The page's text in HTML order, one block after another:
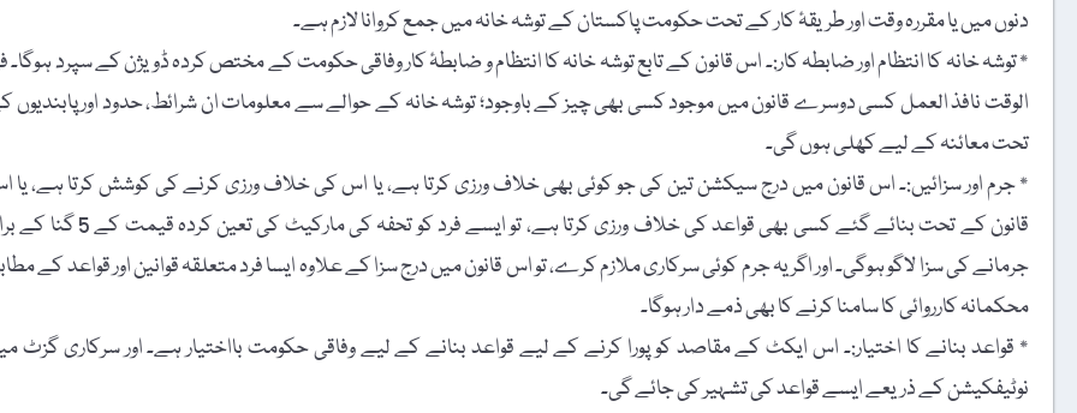
دنوں میں یا مقررہ وقت اور طریقۂ کار کے تحت حکومت پاکستان کے توشہ خانہ میں جمع کروانا لازم ہے۔
٭ توشہ خانہ کا انتظام اور ضابطہ کار:۔ اس قانون کے تابع توشہ خانہ کا انتظام و ضابطۂ کار وفاقی حکومت کے مختص کردہ ڈویژن کے سپرد ہوگا۔
الوقت نافذ العمل کسی دوسرے قانون میں موجود کسی بھی چیز کے باوجود؛ توشہ خانہ کے حوالے سے معلومات ان شرائط، حدود اور پابندیوں
تحت معائنہ کے لیے کھلی ہوں گی۔
٭ جرم اور سزائیں:۔ اس قانون میں درج سیکشن تین کی جو کوئی بھی خلاف ورزی کرتا ہے، یا اس کی خلاف ورزی کرنے کی کوشش کرتا ہے، یا
قانون کے تحت بنائے گئے کسی بھی قواعد کی خلاف ورزی کرتا ہے، تو ایسے فرد کو تحفہ کی مارکیٹ کی تعین
جرمانے کی سزا لاگو ہوگی۔ اور اگر یہ جرم کوئی سرکاری ملازم کرے، تو اس قانون میں درج سزا کے علاوہ ایسا فرد متعلقہ قوانین اور قواعد کے
محکمانہ کارروائی کا سامنا کرنے کا بھی ذمے دار ہوگا۔
٭ قواعد بنانے کا اختیار:۔ اس ایکٹ کے مقاصد کو پورا کرنے کے لیے قواعد بنانے کے لیے وفاقی حکومت بااختیار ہے۔ اور سرکاری گزٹ
نوٹیفکیشن کے ذریعے ایسے قواعد کی تشہیر کی جائے گی۔